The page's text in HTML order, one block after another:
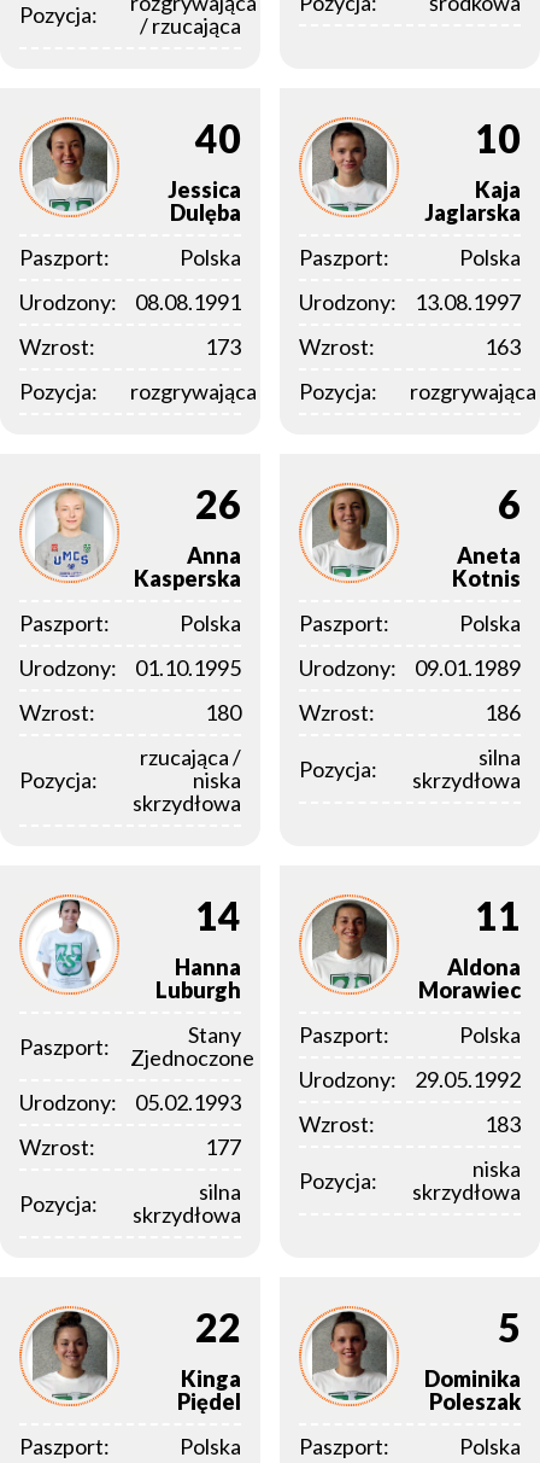
Pozycja:
/ rzucająca
40
Jessica
Dulęba
Paszport:
Polska
Urodzony:
08.08.1991
Wzrost:
173
Pozycja:
rozgrywająca
10
Kaja
Jaglarska
Paszport:
Polska
Urodzony:
13.08.1997
Wzrost:
163
Pozycja:
rozgrywająca
26
Anna
Kasperska
Paszport:
Polska
Urodzony:
01.10.1995
Wzrost:
180
Pozycja:
rzucająca /
niska
skrzydłowa
6
Aneta
Kotnis
Paszport:
Polska
Urodzony:
09.01.1989
Wzrost:
186
Pozycja:
silna
skrzydłowa
14
Hanna
Luburgh
Paszport:
Stany
Zjednoczone
Urodzony:
05.02.1993
Wzrost:
177
Pozycja:
silna
skrzydłowa
11
Aldona
Morawiec
Paszport:
Polska
Urodzony:
29.05.1992
Wzrost:
183
Pozycja:
niska
skrzydłowa
22
Kinga
Piędel
Paszport:
Polska
5
Dominika
Poleszak
Paszport:
Polska